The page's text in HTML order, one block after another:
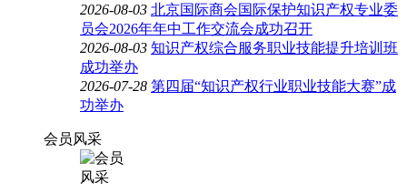
2026-08-03 北京国际商会国际保护知识产权专业委
员会2026年年中工作交流会成功召开
2026-08-03 知识产权综合服务职业技能提升培训班
成功举办
2026-07-28 第四届“知识产权行业职业技能大赛”成
功举办
会员风采